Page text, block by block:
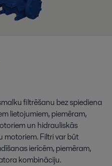
filtrēšanu bez spiediena
lietojumiem, piemēram,
un hidrauliskās
motoriem. Filtri var būt
ierīcēm, piemēram,
kombināciju.